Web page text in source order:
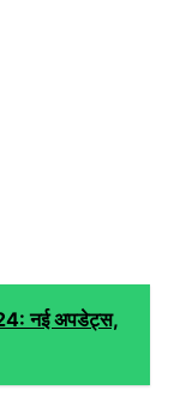
नई अपडेट्स,